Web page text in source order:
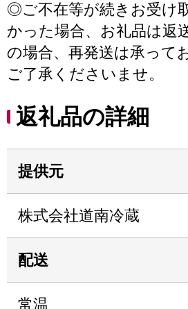
◎ご不在等が続きお受け
かった場合、お礼品は返
の場合、再発送は承って
ご了承くださいませ。
返礼品の詳細
提供元
株式会社道南冷蔵
配送
常温